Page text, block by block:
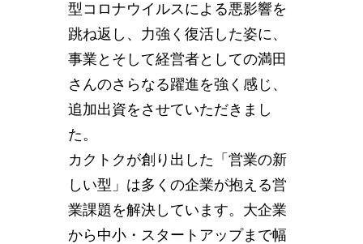
型コロナウイルスによる悪影響を
跳ね返し、力強く復活した姿に、
事業とそして経営者としての満田
さんのさらなる躍進を強く感じ、
追加出資をさせていただきまし
た。
カクトクが創り出した「営業の新
しい型」は多くの企業が抱える営
業課題を解決しています。大企業
から中小・スタートアップまで幅